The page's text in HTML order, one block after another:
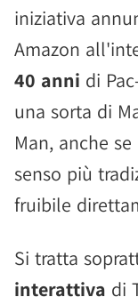
iniziativa
Amazon
40 anni di
una sorta di
Man, anche
senso più
fruibile
Si tratta
interattiva di